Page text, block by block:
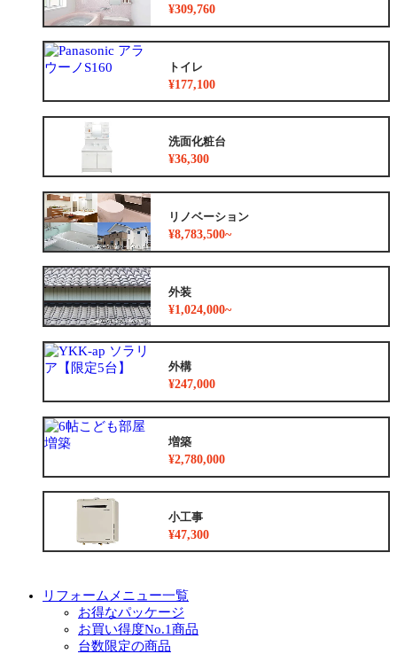
¥309,760
トイレ
¥177,100
洗面化粧台
¥36,300
リノベーション
¥8,783,500~
外装
¥1,024,000~
外構
¥247,000
増築
¥2,780,000
小工事
¥47,300
リフォームメニュー一覧
お得なパッケージ
お買い得度No.1商品
台数限定の商品